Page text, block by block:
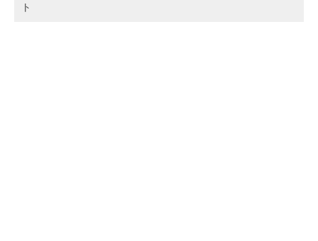
ト